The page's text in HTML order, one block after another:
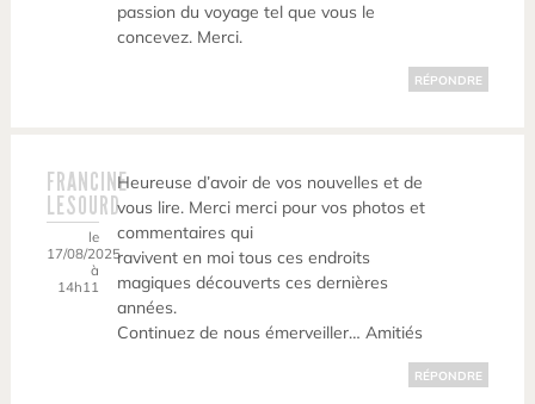
passion du voyage tel que vous le
concevez. Merci.
RÉPONDRE
FRANCINE
LESOURD
le
17/08/2025
à
14h11
Heureuse d’avoir de vos nouvelles et de
vous lire. Merci merci pour vos photos et
commentaires qui
ravivent en moi tous ces endroits
magiques découverts ces dernières
années.
Continuez de nous émerveiller… Amitiés
RÉPONDRE